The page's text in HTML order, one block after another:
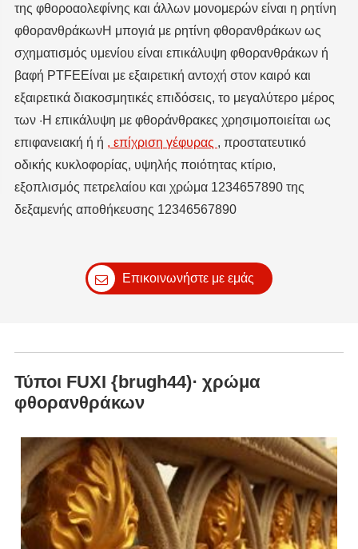
της φθοροαολεφίνης και άλλων μονομερών είναι η ρητίνη
φθορανθράκωνΗ μπογιά με ρητίνη φθορανθράκων ως
σχηματισμός υμενίου είναι επικάλυψη φθορανθράκων ή
βαφή PTFEΕίναι με εξαιρετική αντοχή στον καιρό και
εξαιρετικά διακοσμητικές επιδόσεις, το μεγαλύτερο μέρος
των ·Η επικάλυψη με φθοράνθρακες χρησιμοποιείται ως
επιφανειακή ή ή , επίχριση γέφυρας , προστατευτικό
οδικής κυκλοφορίας, υψηλής ποιότητας κτίριο,
εξοπλισμός πετρελαίου και χρώμα 1234657890 της
δεξαμενής αποθήκευσης 12346567890
Επικοινωνήστε με εμάς
Τύποι FUXI {brugh44)· χρώμα
φθορανθράκων